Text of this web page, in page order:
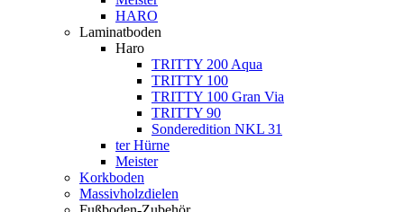
HARO
Laminatboden
Haro
TRITTY 200 Aqua
TRITTY 100
TRITTY 100 Gran Via
TRITTY 90
Sonderedition NKL 31
ter Hürne
Meister
Korkboden
Massivholzdielen